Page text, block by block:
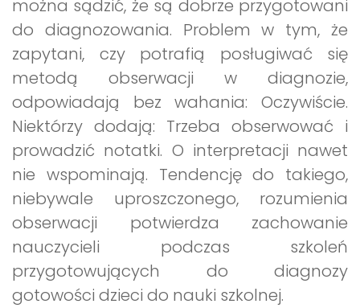
można sądzić, że są dobrze przygotowani
do diagnozowania. Problem w tym, że
zapytani, czy potrafią posługiwać się
metodą obserwacji w diagnozie,
odpowiadają bez wahania: Oczywiście.
Niektórzy dodają: Trzeba obserwować i
prowadzić notatki. O interpretacji nawet
nie wspominają. Tendencję do takiego,
niebywale uproszczonego, rozumienia
obserwacji potwierdza zachowanie
nauczycieli podczas szkoleń
przygotowujących do diagnozy
gotowości dzieci do nauki szkolnej.